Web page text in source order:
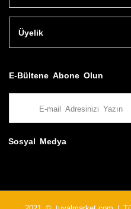
Üyelik
E-Bültene Abone Olun
Sosyal Medya
2021 © tuvalmarket.com |